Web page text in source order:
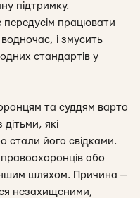
підтримку.
передусім працювати
і змусить
стандартів у
та суддям варто
які
стали його свідками.
або
шляхом. Причина —
незахищеними,